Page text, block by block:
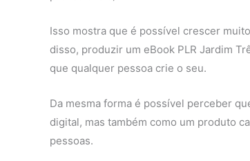
Isso mostra que é possível crescer
disso, produzir um eBook PLR Jardim
que qualquer pessoa crie o seu.
Da mesma forma é possível perceber
digital, mas também como um produto
pessoas.